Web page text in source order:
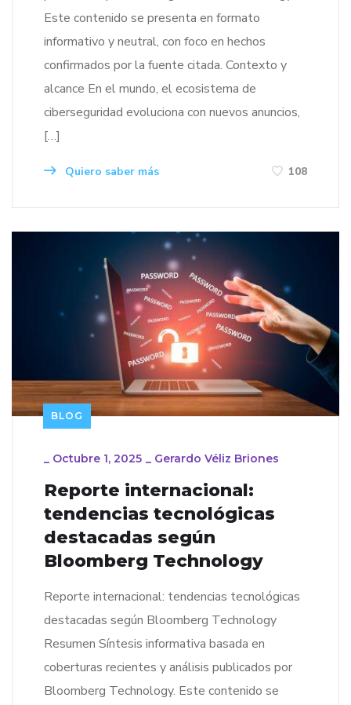
Este contenido se presenta en formato
informativo y neutral, con foco en hechos
confirmados por la fuente citada. Contexto y
alcance En el mundo, el ecosistema de
ciberseguridad evoluciona con nuevos anuncios,
[…]
Quiero saber más 108
BLOG
_ Octubre 1, 2025 _ Gerardo Véliz Briones
Reporte internacional:
tendencias tecnológicas
destacadas según
Bloomberg Technology
Reporte internacional: tendencias tecnológicas
destacadas según Bloomberg Technology
Resumen Síntesis informativa basada en
coberturas recientes y análisis publicados por
Bloomberg Technology. Este contenido se